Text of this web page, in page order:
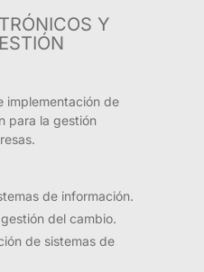
Y
implementación de
para la gestión
de información.
del cambio.
de sistemas de